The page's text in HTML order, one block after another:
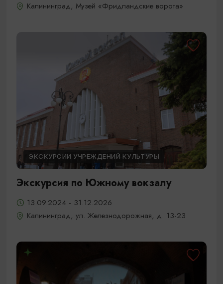
Калининград, Музей «Фридландские ворота»
ЭКСКУРСИИ УЧРЕЖДЕНИЙ КУЛЬТУРЫ
Экскурсия по Южному вокзалу
13.09.2024 - 31.12.2026
Калининград, ул. Железнодорожная, д. 13-23